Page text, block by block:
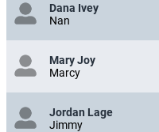
Dana Ivey
Nan
Mary Joy
Marcy
Jordan Lage
Jimmy